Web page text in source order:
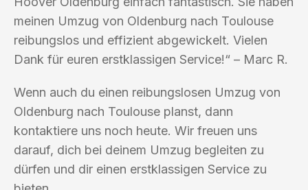
meinen Umzug von Oldenburg nach Toulouse
reibungslos und effizient abgewickelt. Vielen
Dank für euren erstklassigen Service!“ – Marc R.
Wenn auch du einen reibungslosen Umzug von
Oldenburg nach Toulouse planst, dann
kontaktiere uns noch heute. Wir freuen uns
darauf, dich bei deinem Umzug begleiten zu
dürfen und dir einen erstklassigen Service zu